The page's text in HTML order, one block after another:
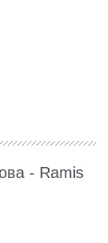
- Ramis